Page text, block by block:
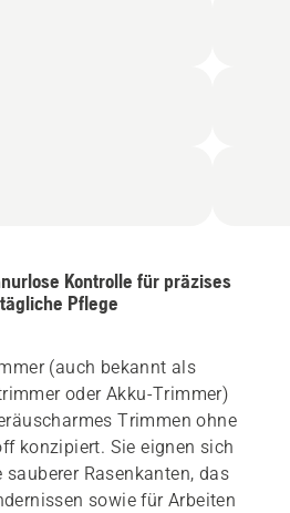
Kontrolle für präzises
Pflege
(auch bekannt als
oder Akku-Trimmer)
Trimmen ohne
konzipiert. Sie eignen sich
Rasenkanten, das
sowie für Arbeiten